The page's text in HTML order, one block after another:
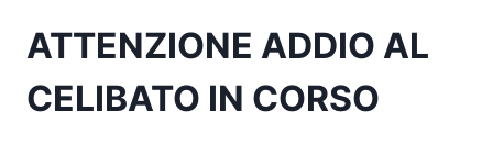
ATTENZIONE ADDIO AL
CELIBATO IN CORSO